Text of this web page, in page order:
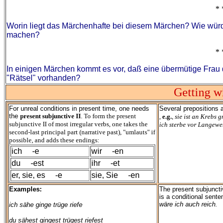
*
Worin liegt das Märchenhafte bei diesem Märchen? Wie
machen?
*
In einigen Märchen kommt es vor, daß eine übermütige
"Rätsel" vorhanden?
Getting
For unreal conditions in present time, one needs
the present subjunctive II. To form the present
subjunctive II of most irregular verbs, one takes the
second-last principal part (narrative past), "umlauts" if
possible, and adds these endings:
ich -e
wir -en
du -est
ihr -et
er, sie, es -e
sie, Sie -en
Several prepositions
, e.g., sie ist an Krebs
ich sterbe vor
Examples:
ich sähe ginge trüge riefe
du sähest gingest trügest riefest
The present
is a conditional
wäre ich auch reich.